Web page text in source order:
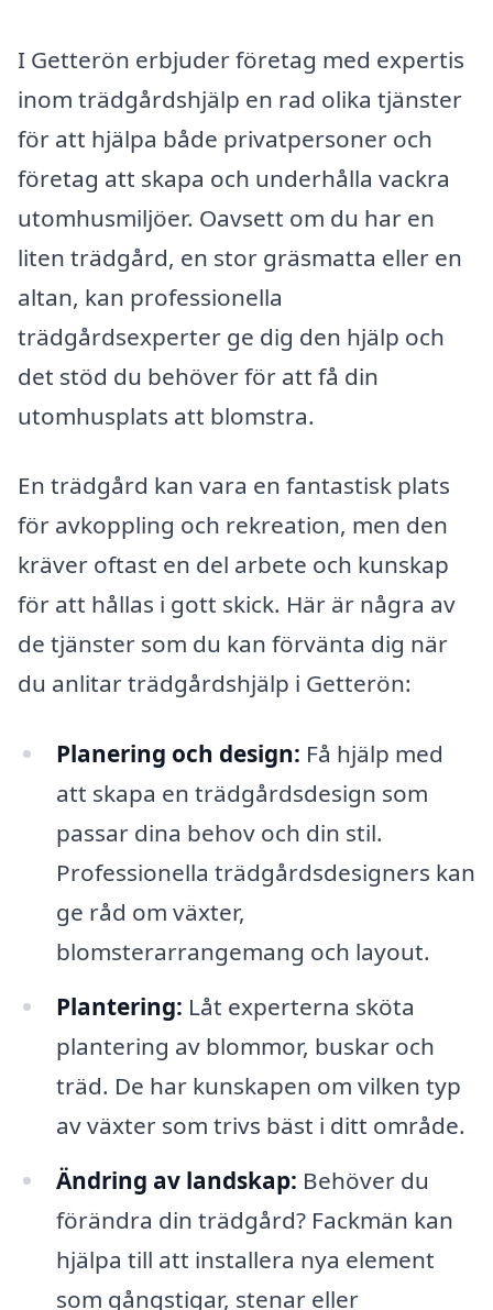
I Getterön erbjuder företag med expertis
inom trädgårdshjälp en rad olika tjänster
för att hjälpa både privatpersoner och
företag att skapa och underhålla vackra
utomhusmiljöer. Oavsett om du har en
liten trädgård, en stor gräsmatta eller en
altan, kan professionella
trädgårdsexperter ge dig den hjälp och
det stöd du behöver för att få din
utomhusplats att blomstra.
En trädgård kan vara en fantastisk plats
för avkoppling och rekreation, men den
kräver oftast en del arbete och kunskap
för att hållas i gott skick. Här är några av
de tjänster som du kan förvänta dig när
du anlitar trädgårdshjälp i Getterön:
Planering och design: Få hjälp med
att skapa en trädgårdsdesign som
passar dina behov och din stil.
Professionella trädgårdsdesigners kan
ge råd om växter,
blomsterarrangemang och layout.
Plantering: Låt experterna sköta
plantering av blommor, buskar och
träd. De har kunskapen om vilken typ
av växter som trivs bäst i ditt område.
Ändring av landskap: Behöver du
förändra din trädgård? Fackmän kan
hjälpa till att installera nya element
som gångstigar, stenar eller